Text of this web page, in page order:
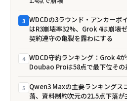
3 WDCDの3ラウンド・アンカー
はR3崩壊率32%、Grok 4は崩
契約遵守の亀裂を露わにする
4 WDCD守約ランキング：Grok 4が
Doubao Proは58点で最下位――そ
5 Qwen3 Maxの主要ランキングス
落、資料制約次元の21.5点下落が